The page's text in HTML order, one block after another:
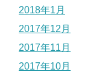
2018年1月
2017年12月
2017年11月
2017年10月